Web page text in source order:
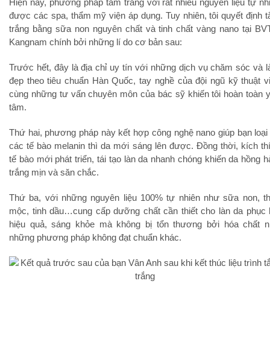
Hiện nay, phương pháp tắm trắng với rất nhiều nguyên liệu tự
được các spa, thẩm mỹ viện áp dụng. Tuy nhiên, tôi quyết định
trắng bằng sữa non nguyên chất và tinh chất vàng nano tại
Kangnam chính bởi những lí do cơ bản sau:
Trước hết, đây là địa chỉ uy tín với những dịch vụ chăm sóc và
đẹp theo tiêu chuẩn Hàn Quốc, tay nghề của đội ngũ kỹ thuật
cùng những tư vấn chuyên môn của bác sỹ khiến tôi hoàn toàn
tâm.
Thứ hai, phương pháp này kết hợp công nghệ nano giúp bạn loại
các tế bào melanin thì da mới sáng lên được. Đồng thời, kích
tế bào mới phát triển, tái tạo làn da nhanh chóng khiến da hồng
trắng mịn và săn chắc.
Thứ ba, với những nguyên liệu 100% tự nhiên như sữa non,
mộc, tinh dầu…cung cấp dưỡng chất cần thiết cho làn da phục
hiệu quả, sáng khỏe mà không bị tổn thương bởi hóa chất
những phương pháp không đạt chuẩn khác.